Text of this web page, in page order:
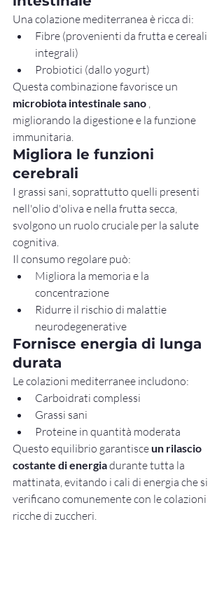
Una colazione mediterranea è ricca di:
Fibre (provenienti da frutta e cereali
integrali)
Probiotici (dallo yogurt)
Questa combinazione favorisce un
microbiota intestinale sano ,
migliorando la digestione e la funzione
immunitaria.
Migliora le funzioni
cerebrali
I grassi sani, soprattutto quelli presenti
nell'olio d'oliva e nella frutta secca,
svolgono un ruolo cruciale per la salute
cognitiva.
Il consumo regolare può:
Migliora la memoria e la
concentrazione
Ridurre il rischio di malattie
neurodegenerative
Fornisce energia di lunga
durata
Le colazioni mediterranee includono:
Carboidrati complessi
Grassi sani
Proteine in quantità moderata
Questo equilibrio garantisce un rilascio
costante di energia durante tutta la
mattinata, evitando i cali di energia che si
verificano comunemente con le colazioni
ricche di zuccheri.